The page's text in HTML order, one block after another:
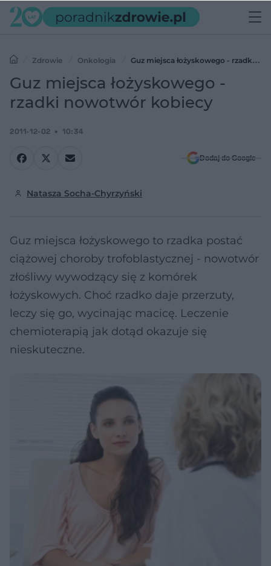
Zdrowie Onkologia
Guz miejsca łożyskowego - rzadki
nowotwór kobiecy
Guz miejsca łożyskowego -
rzadki nowotwór kobiecy
2011-12-02 10:34
Dodaj do Google
Natasza Socha-Chyrzyński
Guz miejsca łożyskowego to rzadka postać
ciążowej choroby trofoblastycznej - nowotwór
złośliwy wywodzący się z komórek
łożyskowych. Choć rzadko daje przerzuty,
leczy się go, wycinając macicę. Leczenie
chemioterapią jak dotąd okazuje się
nieskuteczne.